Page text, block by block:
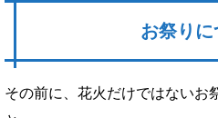
お祭りに
その前に、花火だけではないお